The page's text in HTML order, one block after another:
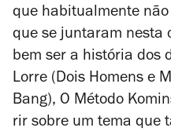
que habitualmente
que se juntaram nesta
bem ser a história dos
Lorre (Dois Homens e
Bang), O Método
rir sobre um tema que